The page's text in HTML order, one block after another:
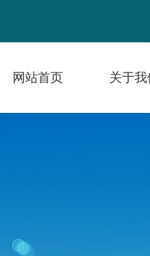
网站首页 关于我